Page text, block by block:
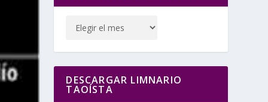
DESCARGAR LIMNARIO
TAOÍSTA